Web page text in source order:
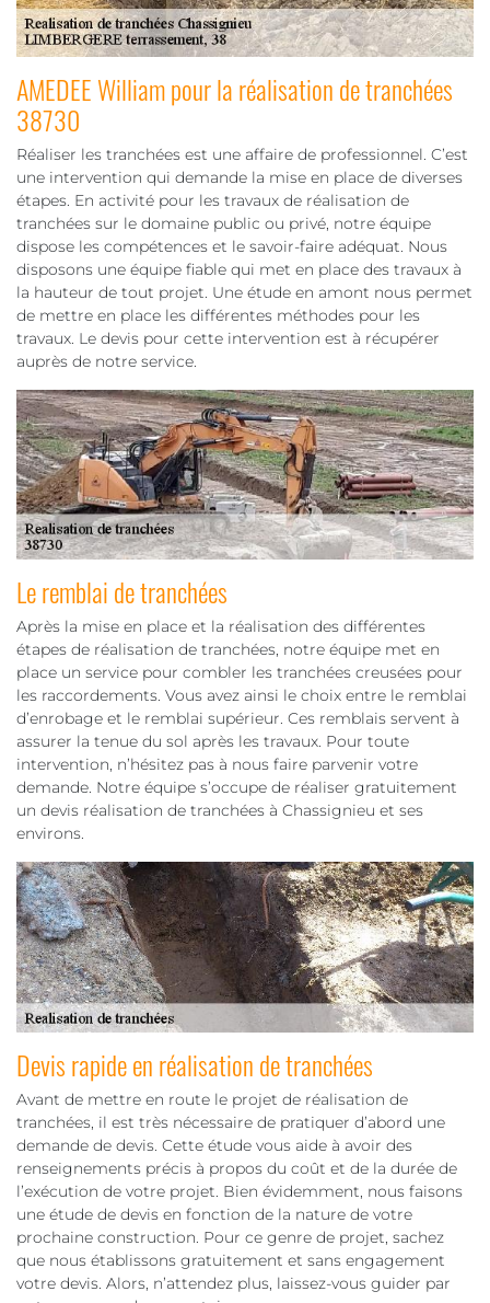
AMEDEE William pour la réalisation de tranchées
38730
Réaliser les tranchées est une affaire de professionnel. C’est
une intervention qui demande la mise en place de diverses
étapes. En activité pour les travaux de réalisation de
tranchées sur le domaine public ou privé, notre équipe
dispose les compétences et le savoir-faire adéquat. Nous
disposons une équipe fiable qui met en place des travaux à
la hauteur de tout projet. Une étude en amont nous permet
de mettre en place les différentes méthodes pour les
travaux. Le devis pour cette intervention est à récupérer
auprès de notre service.
Le remblai de tranchées
Après la mise en place et la réalisation des différentes
étapes de réalisation de tranchées, notre équipe met en
place un service pour combler les tranchées creusées pour
les raccordements. Vous avez ainsi le choix entre le remblai
d’enrobage et le remblai supérieur. Ces remblais servent à
assurer la tenue du sol après les travaux. Pour toute
intervention, n’hésitez pas à nous faire parvenir votre
demande. Notre équipe s’occupe de réaliser gratuitement
un devis réalisation de tranchées à Chassignieu et ses
environs.
Devis rapide en réalisation de tranchées
Avant de mettre en route le projet de réalisation de
tranchées, il est très nécessaire de pratiquer d’abord une
demande de devis. Cette étude vous aide à avoir des
renseignements précis à propos du coût et de la durée de
l’exécution de votre projet. Bien évidemment, nous faisons
une étude de devis en fonction de la nature de votre
prochaine construction. Pour ce genre de projet, sachez
que nous établissons gratuitement et sans engagement
votre devis. Alors, n’attendez plus, laissez-vous guider par